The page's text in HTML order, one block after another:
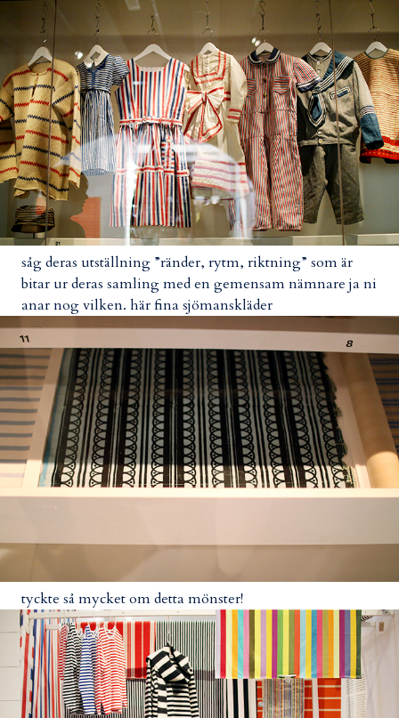
såg deras utställning ”ränder, rytm, riktning” som är
bitar ur deras samling med en gemensam nämnare ja ni
anar nog vilken. här fina sjömanskläder
tyckte så mycket om detta mönster!